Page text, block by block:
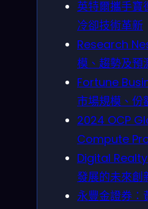
英特爾攜手寶
冷卻技術革新
Research
模、趨勢及預
Fortune
市場規模、份
2024 OCP
Compute
Digital
發展的未來創
永豐金證券：